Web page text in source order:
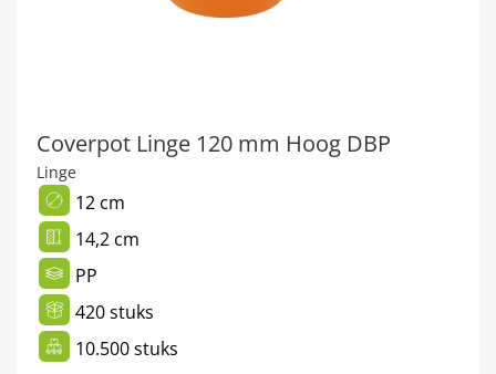
Coverpot Linge 120 mm Hoog DBP
Linge
12 cm
14,2 cm
PP
420 stuks
10.500 stuks